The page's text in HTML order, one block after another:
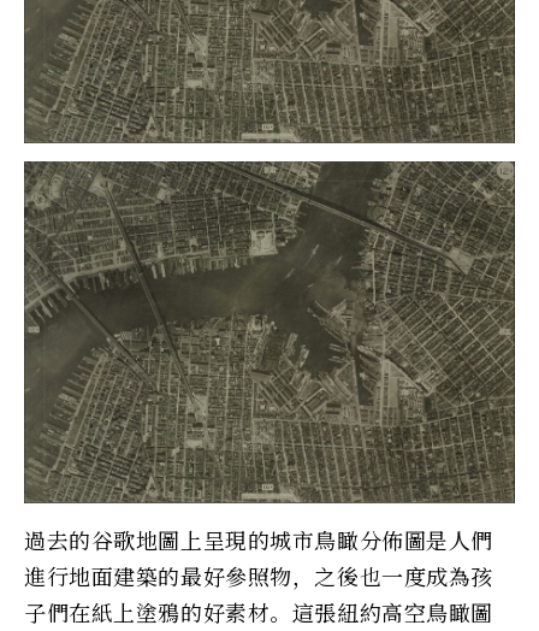
過去的谷歌地圖上呈現的城市鳥瞰分佈圖是人們
進行地面建築的最好參照物，之後也一度成為孩
子們在紙上塗鴉的好素材。這張紐約高空鳥瞰圖